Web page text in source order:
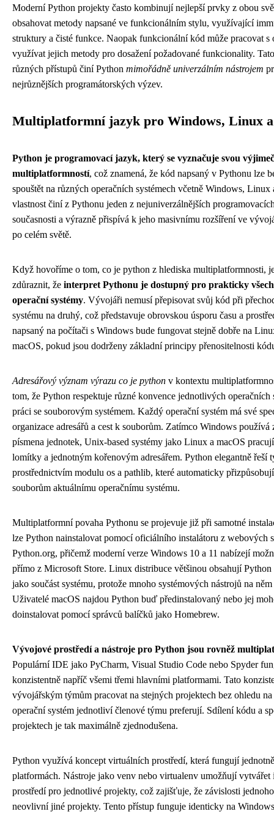
Moderní Python projekty často kombinují nejlepší prvky z obou
obsahovat metody napsané ve funkcionálním stylu, využívající
struktury a čisté funkce. Naopak funkcionální kód může pracovat s
využívat jejich metody pro dosažení požadované funkcionality.
různých přístupů činí Python mimořádně univerzálním nástrojem
nejrůznějších programátorských výzev.
Multiplatformní jazyk pro Windows, Linux a
Python je programovací jazyk, který se vyznačuje svou
multiplatformností, což znamená, že kód napsaný v Pythonu lze
spouštět na různých operačních systémech včetně Windows, Linux
vlastnost činí z Pythonu jeden z nejuniverzálnějších
současnosti a výrazně přispívá k jeho masivnímu rozšíření ve
po celém světě.
Když hovoříme o tom, co je python z hlediska multiplatformnosti,
zdůraznit, že interpret Pythonu je dostupný pro prakticky
operační systémy. Vývojáři nemusí přepisovat svůj kód při
systému na druhý, což představuje obrovskou úsporu času a
napsaný na počítači s Windows bude fungovat stejně dobře na
macOS, pokud jsou dodrženy základní principy přenositelnosti
Adresářový význam výrazu co je python v kontextu
tom, že Python respektuje různé konvence jednotlivých operačních
práci se souborovým systémem. Každý operační systém má své
organizace adresářů a cest k souborům. Zatímco Windows používá
písmena jednotek, Unix-based systémy jako Linux a macOS
lomítky a jednotným kořenovým adresářem. Python elegantně řeší
prostřednictvím modulu os a pathlib, které automaticky
souborům aktuálnímu operačnímu systému.
Multiplatformní povaha Pythonu se projevuje již při samotné
lze Python nainstalovat pomocí oficiálního instalátoru z webových
Python.org, přičemž moderní verze Windows 10 a 11 nabízejí
přímo z Microsoft Store. Linux distribuce většinou obsahují Python
jako součást systému, protože mnoho systémových nástrojů na
Uživatelé macOS najdou Python buď předinstalovaný nebo jej
doinstalovat pomocí správců balíčků jako Homebrew.
Vývojové prostředí a nástroje pro Python jsou rovněž
Populární IDE jako PyCharm, Visual Studio Code nebo Spyder
konzistentně napříč všemi třemi hlavními platformami. Tato
vývojářským týmům pracovat na stejných projektech bez ohledu
operační systém jednotliví členové týmu preferují. Sdílení kódu a
projektech je tak maximálně zjednodušena.
Python využívá koncept virtuálních prostředí, která fungují
platformách. Nástroje jako venv nebo virtualenv umožňují vytvářet
prostředí pro jednotlivé projekty, což zajišťuje, že závislosti
neovlivní jiné projekty. Tento přístup funguje identicky na